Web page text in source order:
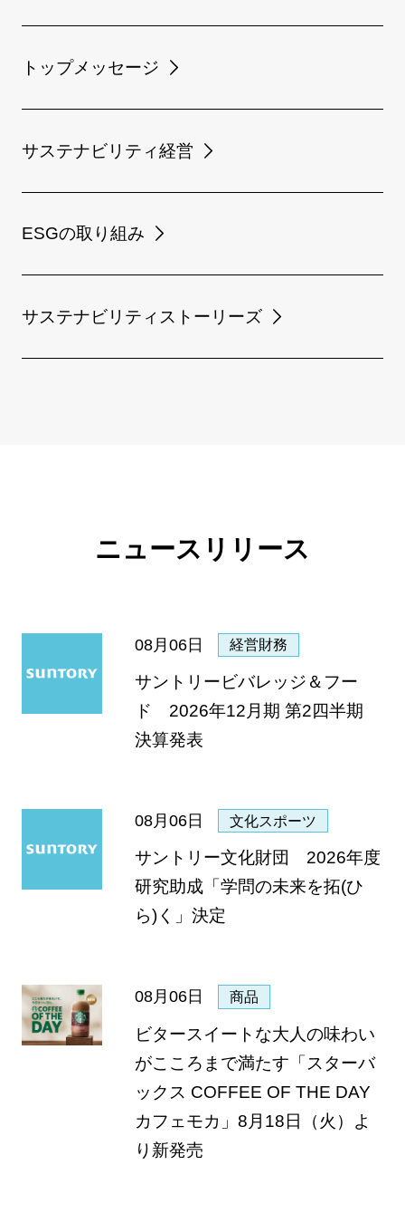
トップメッセージ
サステナビリティ経営
ESGの取り組み
サステナビリティストーリーズ
ニュースリリース
08月06日 経営財務
サントリービバレッジ＆フー
ド 2026年12月期 第2四半期
決算発表
08月06日 文化スポーツ
サントリー文化財団 2026年度
研究助成「学問の未来を拓(ひ
ら)く」決定
08月06日 商品
ビタースイートな大人の味わい
がこころまで満たす「スターバ
ックス COFFEE OF THE DAY
カフェモカ」8月18日（火）よ
り新発売